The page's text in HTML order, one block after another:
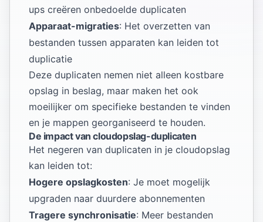
ups creëren onbedoelde duplicaten
Apparaat-migraties: Het overzetten van
bestanden tussen apparaten kan leiden tot
duplicatie
Deze duplicaten nemen niet alleen kostbare
opslag in beslag, maar maken het ook
moeilijker om specifieke bestanden te vinden
en je mappen georganiseerd te houden.
De impact van cloudopslag-duplicaten
Het negeren van duplicaten in je cloudopslag
kan leiden tot:
Hogere opslagkosten: Je moet mogelijk
upgraden naar duurdere abonnementen
Tragere synchronisatie: Meer bestanden